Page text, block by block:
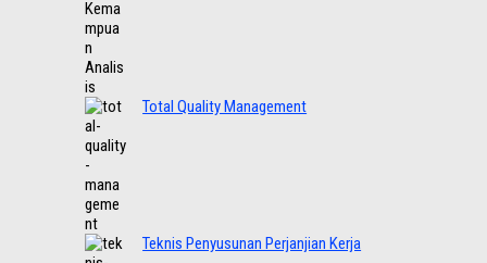
Total Quality Management
Teknis Penyusunan Perjanjian Kerja